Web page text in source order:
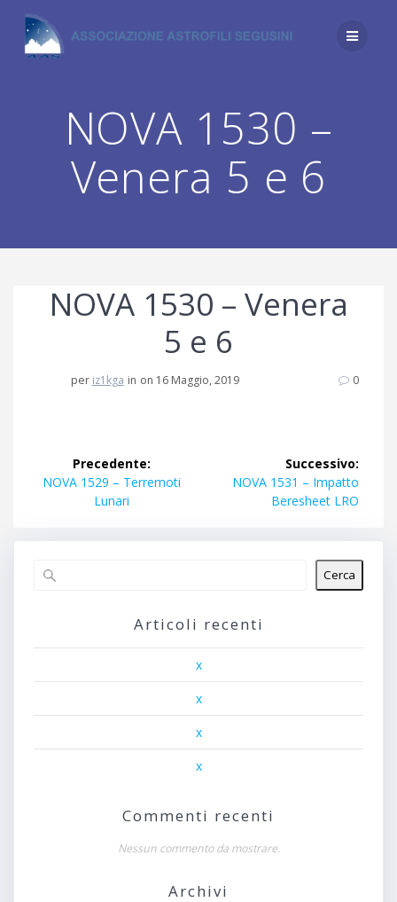
contenuto
NOVA 1530 –
Venera 5 e 6
NOVA 1530 – Venera
5 e 6
per iz1kga in on 16 Maggio, 2019 0
Navigazione
articoli
Precedente:
Articolo
precedente:
NOVA 1529 – Terremoti
Lunari
Successivo:
Articolo
successivo:
NOVA 1531 – Impatto
Beresheet LRO
Cerca
Articoli recenti
x
x
x
x
Commenti recenti
Nessun commento da mostrare.
Archivi